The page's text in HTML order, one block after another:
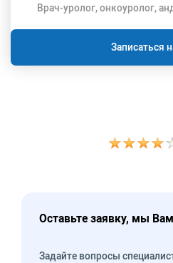
Врач-уролог, онкоуролог,
Записаться
Оставьте заявку, мы
Задайте вопросы